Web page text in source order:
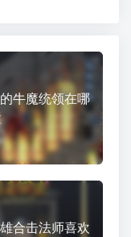
牛魔统领在哪
合击法师喜欢